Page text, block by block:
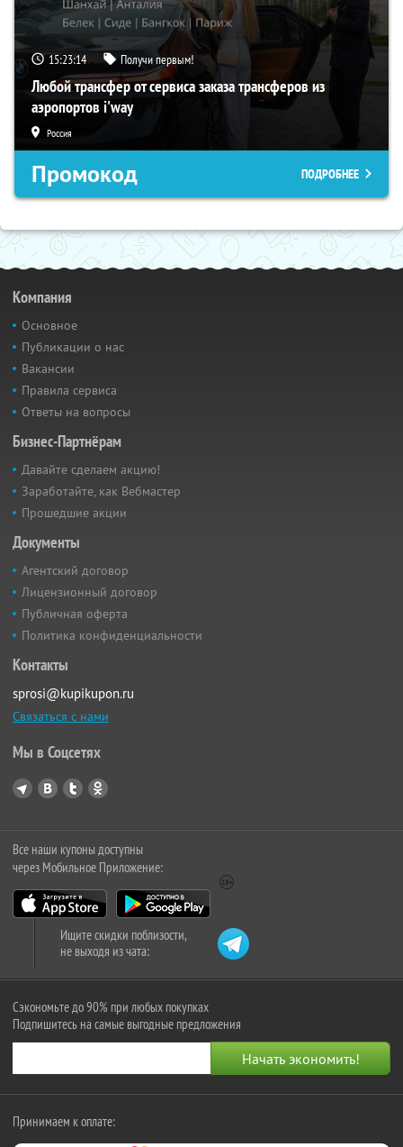
15:23:13 Получи первым!
Любой трансфер от сервиса заказа трансферов из
аэропортов i'way
Россия
Промокод ПОДРОБНЕЕ
Компания
Основное
Публикации о нас
Вакансии
Правила сервиса
Ответы на вопросы
Бизнес-Партнёрам
Давайте сделаем акцию!
Заработайте, как Вебмастер
Прошедшие акции
Документы
Агентский договор
Лицензионный договор
Публичная оферта
Политика конфиденциальности
Контакты
sprosi@kupikupon.ru
Связаться с нами
Мы в Соцсетях
Все наши купоны доступны
через Мобильное Приложение:
Ищите скидки поблизости,
не выходя из чата:
Сэкономьте до 90% при любых покупках
Подпишитесь на самые выгодные предложения
Принимаем к оплате: